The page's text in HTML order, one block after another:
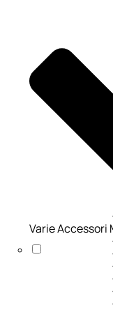
Varie Accessori